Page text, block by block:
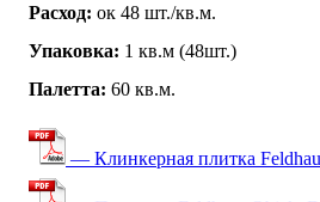
Расход: ок 48 шт./кв.м.
Упаковка: 1 кв.м (48шт.)
Палетта: 60 кв.м.
— Клинкерная плитка